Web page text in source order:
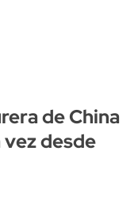
de China
desde